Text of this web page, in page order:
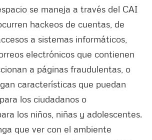
se maneja a través del CAI
hackeos de cuentas, de
a sistemas informáticos,
electrónicos que contienen
a páginas fraudulentas, o
características que puedan
los ciudadanos o
los niños, niñas y adolescentes.
que ver con el ambiente